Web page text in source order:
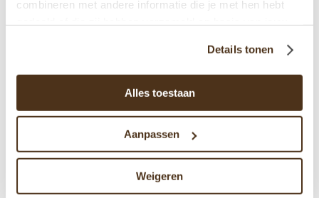
combineren met andere informatie die je met hen hebt
Details tonen
Alles toestaan
Aanpassen
Weigeren